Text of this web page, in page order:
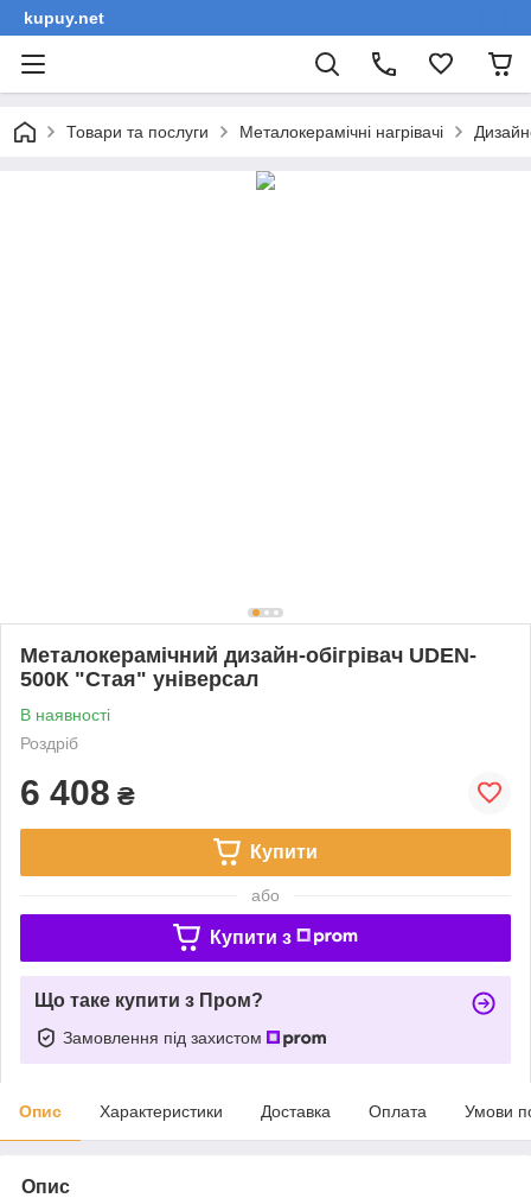
kupuy.net
Товари та послуги Металокерамічні нагрівачі
Металокерамічний дизайн-обігрівач UDEN-
500К "Стая" універсал
В наявності
Роздріб
6 408 ₴
Купити
або
Купити з
Що таке купити з Пром?
Замовлення під захистом
Опис Характеристики Доставка Оплата Умови
Опис